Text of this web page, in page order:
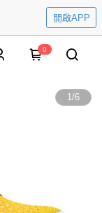
開啟APP
0
1/6